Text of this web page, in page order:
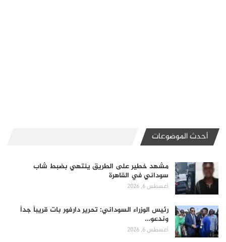
أحدث الموضوعات
مشهد خطير على الطريق ينتهي بضبط شاب
سوداني في القاهرة
أغسطس 6, 2026
رئيس الوزراء السوداني: تحرير دارفور بات قريباً جداً
وندعو…
أغسطس 6, 2026